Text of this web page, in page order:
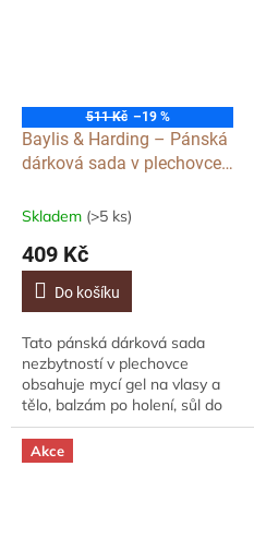
511 Kč –19 %
Baylis & Harding – Pánská
dárková sada v plechovce
Santalové Dřevo, 4ks
Skladem (>5 ks)
409 Kč
Do košíku
Tato pánská dárková sada
nezbytností v plechovce
obsahuje mycí gel na vlasy a
tělo, balzám po holení, sůl do
koupele pro unavené svaly a
tuhé mýdlo s bohatou a...
Akce